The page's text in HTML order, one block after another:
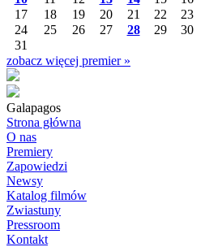
17
18 19 20 21 22
23
24
25 26 27 28 29
30
31
zobacz więcej premier »
Galapagos
Strona główna
O nas
Premiery
Zapowiedzi
Newsy
Katalog filmów
Zwiastuny
Pressroom
Kontakt